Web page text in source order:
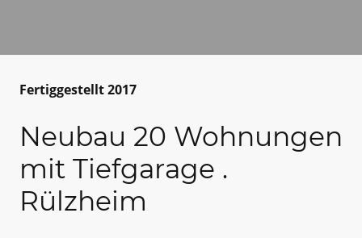
Fertiggestellt 2017
Neubau 20 Wohnungen
mit Tiefgarage .
Rülzheim